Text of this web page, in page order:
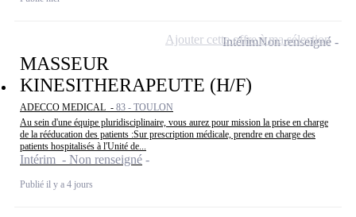
MASSEUR
KINESITHERAPEUTE (H/F)
ADECCO MEDICAL - 83 - TOULON
Au sein d'une équipe pluridisciplinaire, vous aurez pour mission la prise en charge
de la rééducation des patients :Sur prescription médicale, prendre en charge des
patients hospitalisés à l'Unité de...
Intérim - Non renseigné
Publié il y a 4 jours
IntérimNon renseigné
Ajouter cette offre à ma sélection